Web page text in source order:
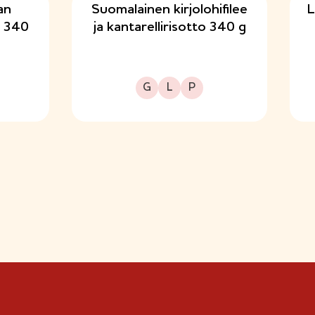
340
Suomalainen kirjolohifilee
ja kantarellirisotto 340 g
G
Gluteeniton L
Laktoositon P
Proteiinipitoinen